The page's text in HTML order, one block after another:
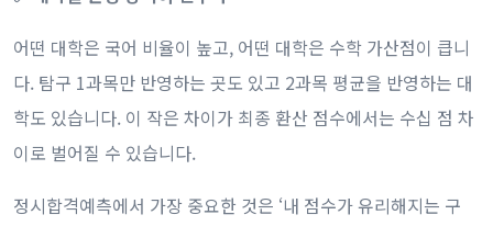
어떤 대학은 국어 비율이 높고, 어떤 대학은 수학 가산점이 큽니
다. 탐구 1과목만 반영하는 곳도 있고 2과목 평균을 반영하는 대
학도 있습니다. 이 작은 차이가 최종 환산 점수에서는 수십 점 차
이로 벌어질 수 있습니다.
정시합격예측에서 가장 중요한 것은 ‘내 점수가 유리해지는 구